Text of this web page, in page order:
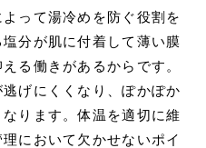
って湯冷めを防ぐ役割を
分が肌に付着して薄い膜
る働きがあるからです。
げにくくなり、ぽかぽか
ります。体温を適切に維
において欠かせないポイ